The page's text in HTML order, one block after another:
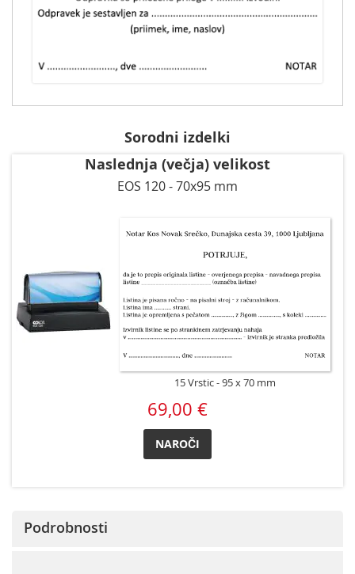
Sorodni izdelki
Naslednja (večja) velikost
EOS 120 - 70x95 mm
15 Vrstic 95 x 70 mm
69,00 €
NAROČI
Podrobnosti